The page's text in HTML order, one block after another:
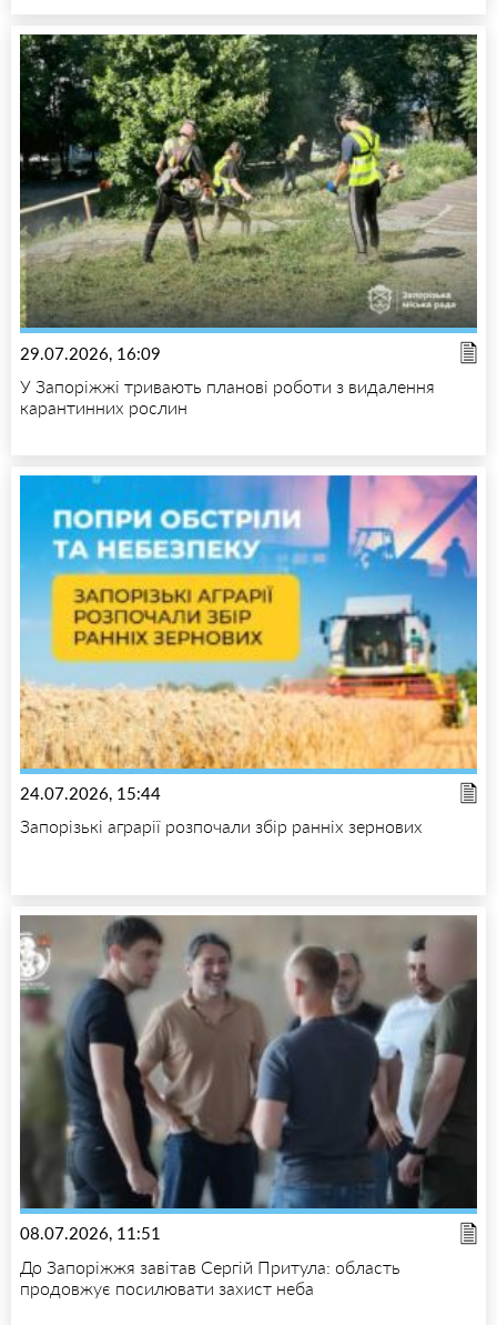
29.07.2026, 16:09
У Запоріжжі тривають планові роботи з видалення
карантинних рослин
24.07.2026, 15:44
Запорізькі аграрії розпочали збір ранніх зернових
08.07.2026, 11:51
До Запоріжжя завітав Сергій Притула: область
продовжує посилювати захист неба